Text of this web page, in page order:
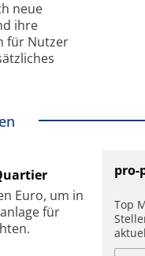
neue
ihre
für Nutzer
Euro, um in
für
pro-
Top